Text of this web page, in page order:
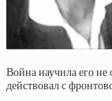
Война научила его не
действовал с